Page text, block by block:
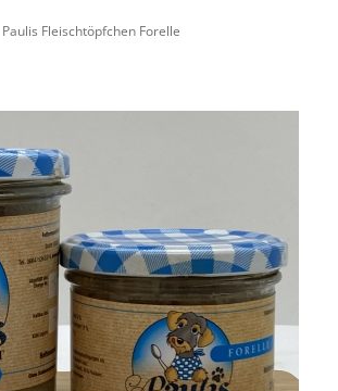
Paulis Fleischtöpfchen Forelle